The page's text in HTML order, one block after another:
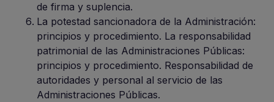
de firma y suplencia.
La potestad sancionadora de la Administración:
principios y procedimiento. La responsabilidad
patrimonial de las Administraciones Públicas:
principios y procedimiento. Responsabilidad de
autoridades y personal al servicio de las
Administraciones Públicas.